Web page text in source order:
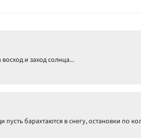
и заход солнца...
пусть барахтаются в снегу, остановки по